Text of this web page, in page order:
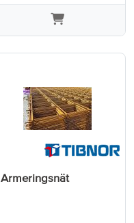
Armeringsnät